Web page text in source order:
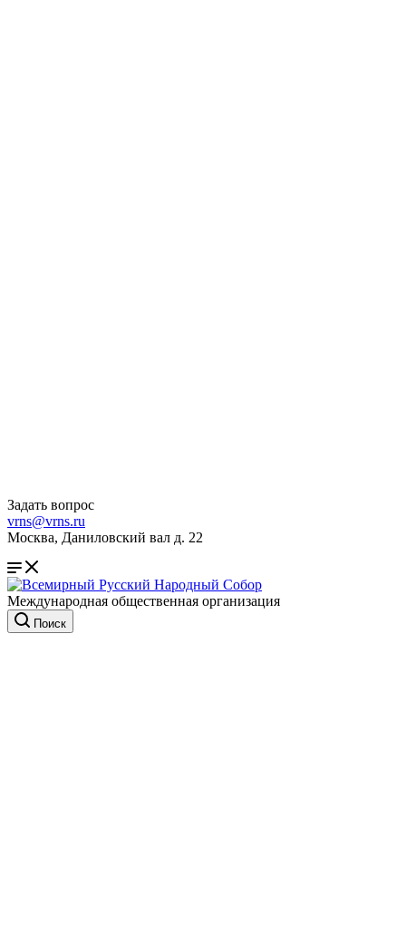
Задать вопрос
vrns@vrns.ru
Москва, Даниловский вал д. 22
Международная общественная организация
Поиск